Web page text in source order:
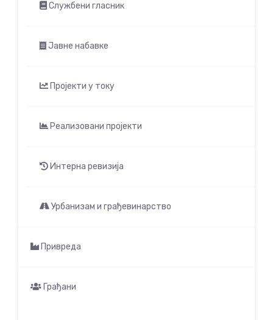
Службени гласник
Јавне набавке
Пројекти у току
Реализовани пројекти
Интерна ревизија
Урбанизам и грађевинарство
Привреда
Грађани